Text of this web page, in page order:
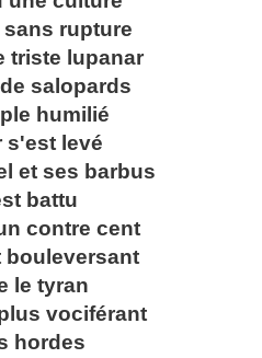
rupture
triste lupanar
salopards
humilié
s'est levé
et ses barbus
battu
contre cent
bouleversant
le tyran
vociférant
hordes